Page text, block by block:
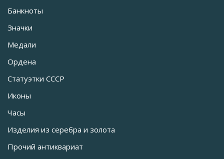
Банкноты
Значки
Медали
Ордена
Статуэтки СССР
Иконы
Часы
Изделия из серебра и золота
Прочий антиквариат